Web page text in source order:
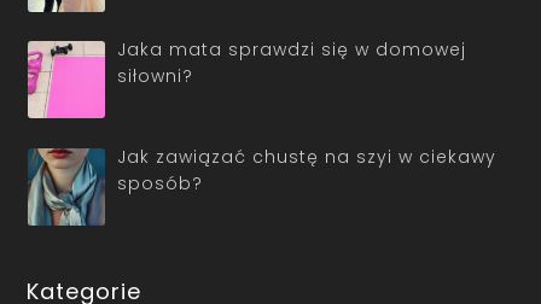
Jaka mata sprawdzi się w domowej
siłowni?
Jak zawiązać chustę na szyi w ciekawy
sposób?
Kategorie